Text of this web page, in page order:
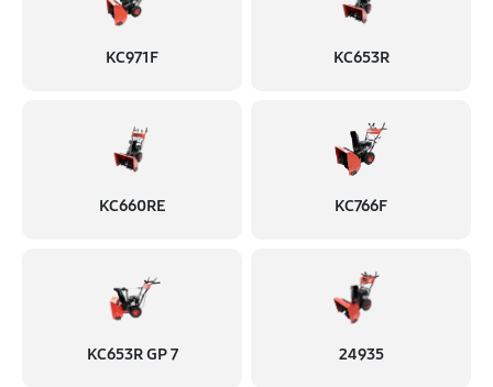
KC971F KC653R
KC660RE KC766F
KC653R GP 7 24935